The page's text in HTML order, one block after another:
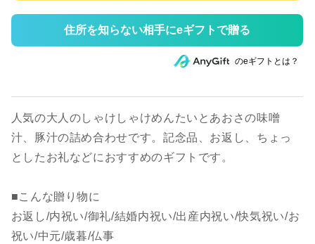
住所を知らない相手にeギフトで贈る
のeギフトとは？
人気の大人のしゃけしゃけめんたいとあおさの味噌
汁、豚汁の詰め合わせです。記念品、お返し、ちょっ
としたお礼などにおすすめのギフトです。
■こんな贈り物に
お返し/内祝い/御礼/結婚内祝い/出産内祝い/快気祝い/お
祝い/中元/歳暮/仏事